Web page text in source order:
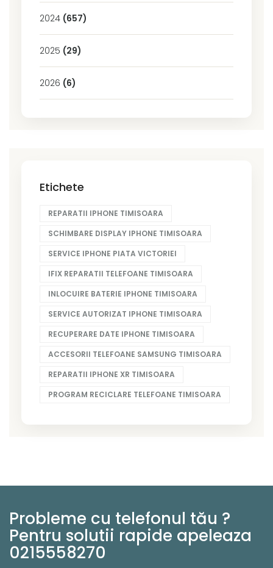
2024 (657)
2025 (29)
2026 (6)
Etichete
REPARATII IPHONE TIMISOARA
SCHIMBARE DISPLAY IPHONE TIMISOARA
SERVICE IPHONE PIATA VICTORIEI
IFIX REPARATII TELEFOANE TIMISOARA
INLOCUIRE BATERIE IPHONE TIMISOARA
SERVICE AUTORIZAT IPHONE TIMISOARA
RECUPERARE DATE IPHONE TIMISOARA
ACCESORII TELEFOANE SAMSUNG TIMISOARA
REPARATII IPHONE XR TIMISOARA
PROGRAM RECICLARE TELEFOANE TIMISOARA
Probleme cu telefonul tău ?
Pentru solutii rapide apeleaza
0215558270